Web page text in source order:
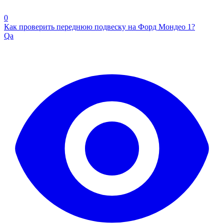
0
Как проверить переднюю подвеску на Форд Мондео 1?
Qa